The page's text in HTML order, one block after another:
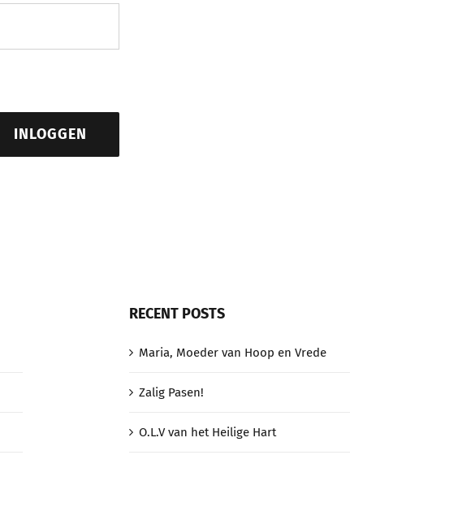
INLOGGEN
RECENT POSTS
Maria, Moeder van Hoop en Vrede
Zalig Pasen!
O.L.V van het Heilige Hart